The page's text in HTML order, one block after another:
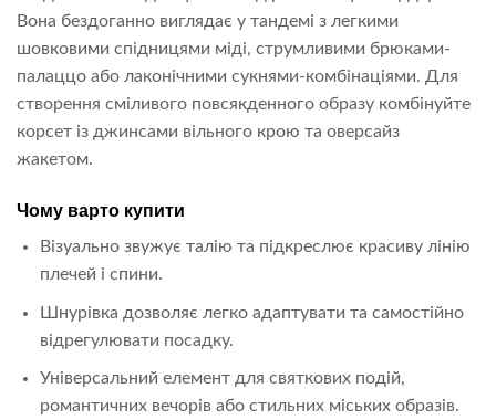
Вона бездоганно виглядає у тандемі з легкими
шовковими спідницями міді, струмливими брюками-
палаццо або лаконічними сукнями-комбінаціями. Для
створення сміливого повсякденного образу комбінуйте
корсет із джинсами вільного крою та оверсайз
жакетом.
Чому варто купити
Візуально звужує талію та підкреслює красиву лінію
плечей і спини.
Шнурівка дозволяє легко адаптувати та самостійно
відрегулювати посадку.
Універсальний елемент для святкових подій,
романтичних вечорів або стильних міських образів.